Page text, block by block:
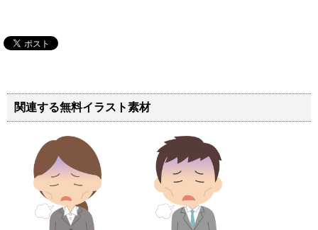
関連する無料イラスト素材